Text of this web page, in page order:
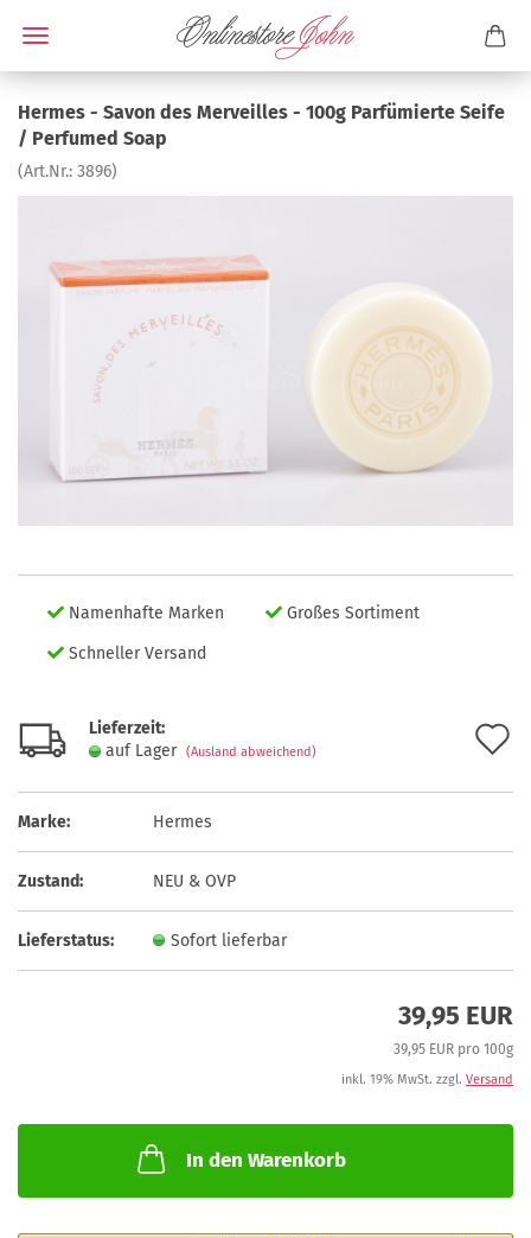
Hermes - Savon des Merveilles - 100g Parfümierte Seife
/ Perfumed Soap
(Art.Nr.: 3896)
Namenhafte Marken
Großes Sortiment
Schneller Versand
Lieferzeit:
auf Lager (Ausland abweichend)
Marke: Hermes
Zustand: NEU & OVP
Lieferstatus: Sofort lieferbar
39,95 EUR
39,95 EUR pro 100g
inkl. 19% MwSt. zzgl. Versand
In den Warenkorb